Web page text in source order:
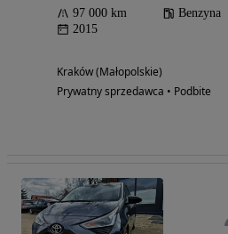
97 000 km Benzyna
2015
Kraków (Małopolskie)
Prywatny sprzedawca • Podbite